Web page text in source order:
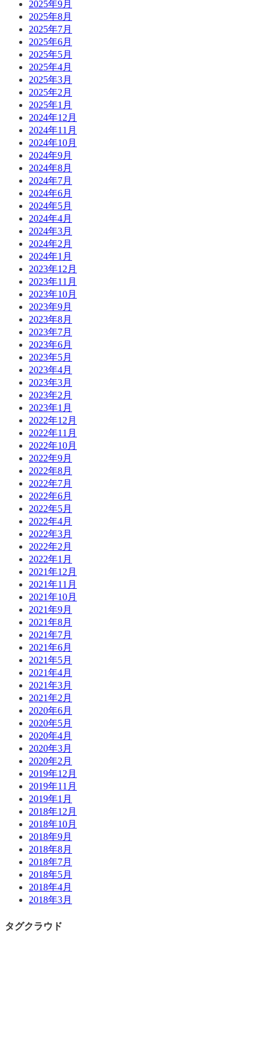
2025年9月
2025年8月
2025年7月
2025年6月
2025年5月
2025年4月
2025年3月
2025年2月
2025年1月
2024年12月
2024年11月
2024年10月
2024年9月
2024年8月
2024年7月
2024年6月
2024年5月
2024年4月
2024年3月
2024年2月
2024年1月
2023年12月
2023年11月
2023年10月
2023年9月
2023年8月
2023年7月
2023年6月
2023年5月
2023年4月
2023年3月
2023年2月
2023年1月
2022年12月
2022年11月
2022年10月
2022年9月
2022年8月
2022年7月
2022年6月
2022年5月
2022年4月
2022年3月
2022年2月
2022年1月
2021年12月
2021年11月
2021年10月
2021年9月
2021年8月
2021年7月
2021年6月
2021年5月
2021年4月
2021年3月
2021年2月
2020年6月
2020年5月
2020年4月
2020年3月
2020年2月
2019年12月
2019年11月
2019年1月
2018年12月
2018年10月
2018年9月
2018年8月
2018年7月
2018年5月
2018年4月
2018年3月
タグクラウド